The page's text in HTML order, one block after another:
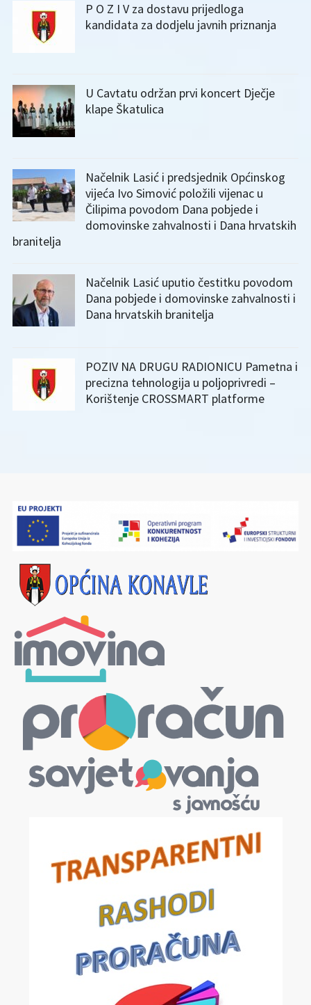
P O Z I V za dostavu prijedloga
kandidata za dodjelu javnih priznanja
U Cavtatu održan prvi koncert Dječje
klape Škatulica
Načelnik Lasić i predsjednik Općinskog
vijeća Ivo Simović položili vijenac u
Čilipima povodom Dana pobjede i
domovinske zahvalnosti i Dana hrvatskih
branitelja
Načelnik Lasić uputio čestitku povodom
Dana pobjede i domovinske zahvalnosti i
Dana hrvatskih branitelja
POZIV NA DRUGU RADIONICU Pametna i
precizna tehnologija u poljoprivredi –
Korištenje CROSSMART platforme